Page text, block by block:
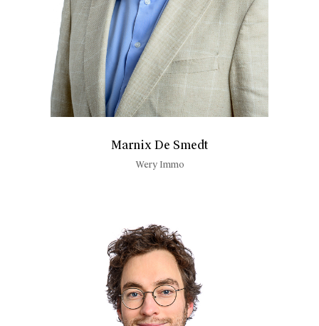
Marnix De Smedt
Wery Immo